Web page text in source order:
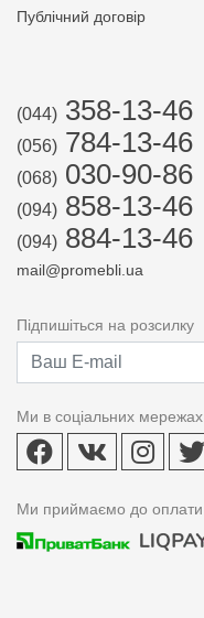
Публічний договір
(044) 358-13-46
(056) 784-13-46
(068) 030-90-86
(094) 858-13-46
(094) 884-13-46
mail@promebli.ua
Підпишіться на розсилку
Ми в соціальних мережах
Ми приймаємо до оплати